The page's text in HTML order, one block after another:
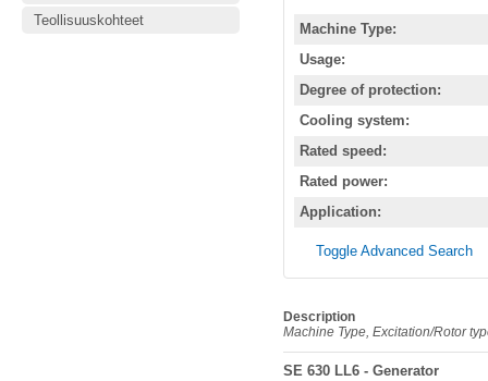
Teollisuuskohteet
Machine Type:
Usage:
Degree of protection:
Cooling system:
Rated speed:
Rated power:
Application:
Toggle Advanced Search
Description
Machine Type, Excitation/Rotor
SE 630 LL6 - Generator